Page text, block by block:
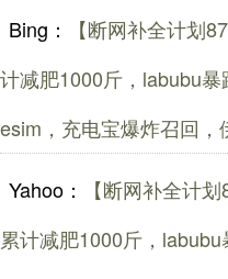
Bing：
【断网补全计划
计减肥1000斤，labubu
esim，充电宝爆炸召回
Yahoo：
【断网补全计
累计减肥1000斤，